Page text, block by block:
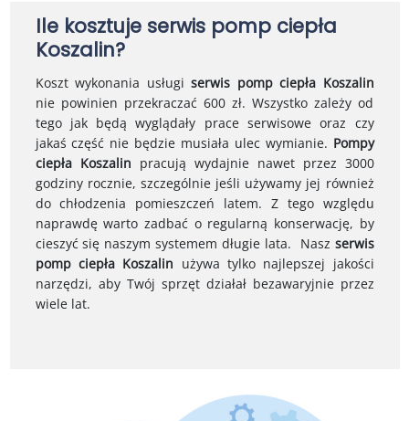
Ile kosztuje serwis pomp ciepła
Koszalin?
Koszt wykonania usługi serwis pomp ciepła Koszalin
nie powinien przekraczać 600 zł. Wszystko zależy od
tego jak będą wyglądały prace serwisowe oraz czy
jakaś część nie będzie musiała ulec wymianie. Pompy
ciepła Koszalin pracują wydajnie nawet przez 3000
godziny rocznie, szczególnie jeśli używamy jej również
do chłodzenia pomieszczeń latem. Z tego względu
naprawdę warto zadbać o regularną konserwację, by
cieszyć się naszym systemem długie lata. Nasz serwis
pomp ciepła Koszalin używa tylko najlepszej jakości
narzędzi, aby Twój sprzęt działał bezawaryjnie przez
wiele lat.